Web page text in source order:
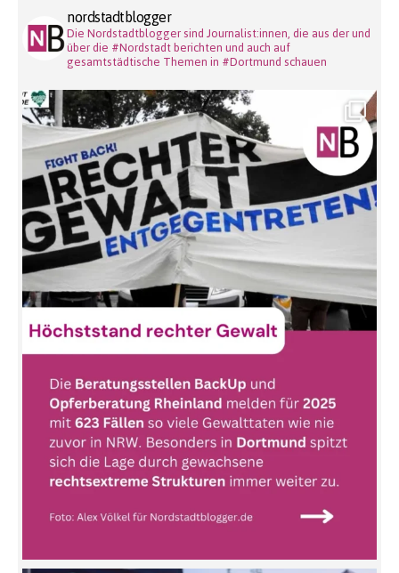
nordstadtblogger
Die Nordstadtblogger sind Journalist:innen, die aus der und
über die #Nordstadt berichten und auch auf
gesamtstädtische Themen in #Dortmund schauen